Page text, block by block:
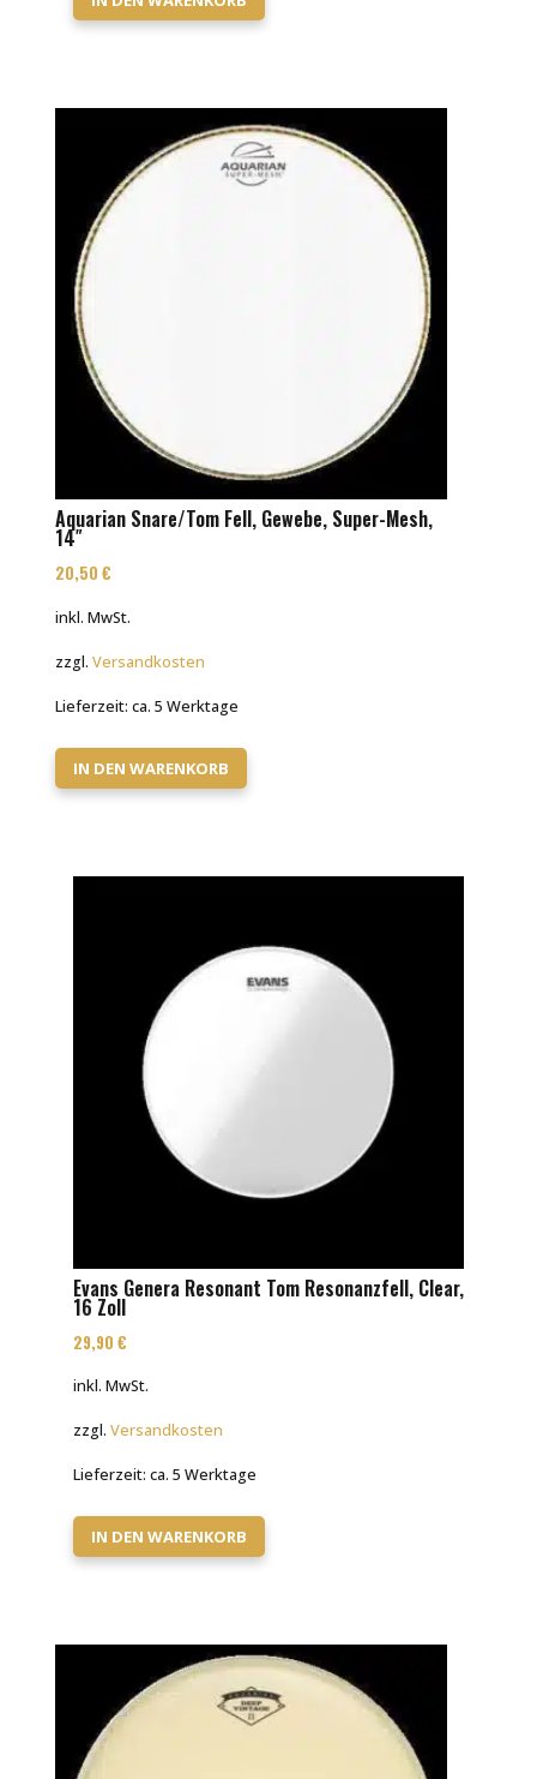
Aquarian Snare/Tom Fell, Gewebe, Super-Mesh,
14″
20,50€
inkl. MwSt.
zzgl.Versandkosten
Lieferzeit:ca. 5 Werktage
IN DEN WARENKORB
Evans Genera Resonant Tom Resonanzfell, Clear,
16 Zoll
29,90 €
inkl. MwSt.
zzgl. Versandkosten
Lieferzeit: ca. 5 Werktage
IN DEN WARENKORB